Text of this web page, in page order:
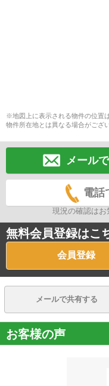
※地図上に表示される物件の位置
物件所在地とは異なる場合がござ
メール
電話
現況の確認はお
無料会員登録はこ
会員登録
メールで共有する
お客様の声